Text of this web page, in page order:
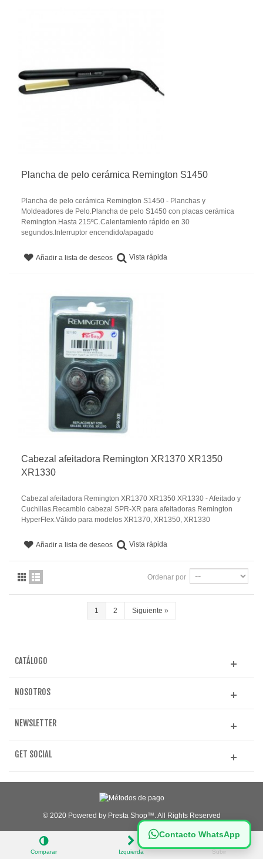
Plancha de pelo cerámica Remington S1450
Plancha de pelo cerámica Remington S1450 - Planchas y
Moldeadores de Pelo.Plancha de pelo S1450 con placas cerámica
Remington.Hasta 215ºC.Calentamiento rápido en 30
segundos.Interruptor encendido/apagado
Añadir a lista de deseos Vista rápida
Cabezal afeitadora Remington XR1370 XR1350
XR1330
Cabezal afeitadora Remington XR1370 XR1350 XR1330 - Afeitado y
Cuchillas.Recambio cabezal SPR-XR para afeitadoras Remington
HyperFlex.Válido para modelos XR1370, XR1350, XR1330
Añadir a lista de deseos Vista rápida
Ordenar por
1 2 Siguiente »
CATÁLOGO
NOSOTROS
NEWSLETTER
GET SOCIAL
Contacto WhatsApp
© 2020 Powered by Presta Shop™. All Rights Reserved
Comparar Izquierda Subir